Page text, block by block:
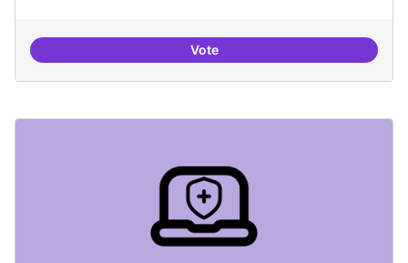
VoteTecnologies lliures en servidors